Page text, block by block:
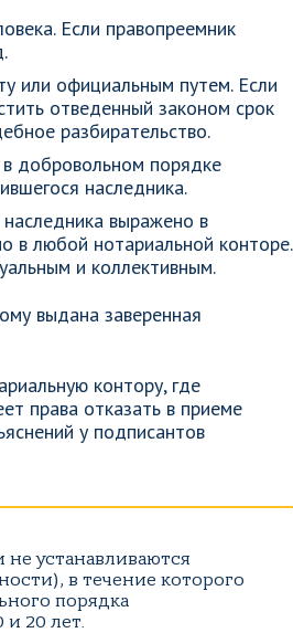
Если правопреемник
или официальным путем. Если
отведенный законом срок
разбирательство.
добровольном порядке
наследника.
выражено в
в любой нотариальной конторе.
и коллективным.
выдана заверенная
контору, где
права отказать в приеме
у подписантов
устанавливаются
в течение которого
порядка
и 20 лет.